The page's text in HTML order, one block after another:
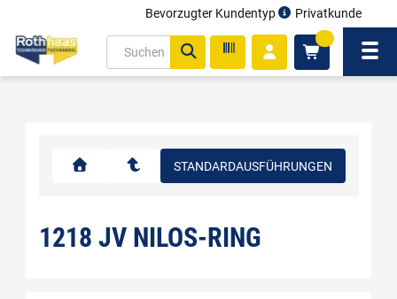
Bevorzugter Kundentyp Privatkunde
STANDARDAUSFÜHRUNGEN
1218 JV NILOS-RING